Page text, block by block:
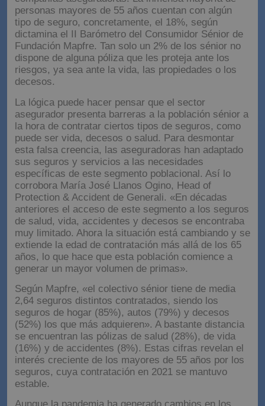
compañías aseguradoras. La inmensa mayoría de
personas mayores de 55 años cuentan con algún
tipo de seguro, concretamente, el 18%, según
dictamina el II Barómetro del Consumidor Sénior de
Fundación Mapfre. Tan solo un 2% de los sénior no
dispone de alguna póliza que les proteja ante los
riesgos, ya sea ante la vida, las propiedades o los
decesos.
La lógica puede hacer pensar que el sector
asegurador presenta barreras a la población sénior a
la hora de contratar ciertos tipos de seguros, como
puede ser vida, decesos o salud. Para desmontar
esta falsa creencia, las aseguradoras han adaptado
sus seguros y servicios a las necesidades
específicas de este segmento poblacional. Así lo
corrobora María José Llanos Ogino, Head of
Protection & Accident de Generali. «En décadas
anteriores el acceso de este segmento a los seguros
de salud, vida, accidentes y decesos se encontraba
muy limitado. Ahora la situación está cambiando y se
extiende la edad de contratación más allá de los 65
años, lo que hace que esta población comience a
generar un mayor volumen de primas».
Según Mapfre, «el colectivo sénior tiene de media
2,64 seguros distintos contratados, siendo los
seguros de hogar (85%), autos (79%) y decesos
(52%) los que más adquieren». A bastante distancia
se encuentran las pólizas de salud (28%), de vida
(16%) y de accidentes (8%). Estas cifras revelan el
interés creciente de los mayores de 55 años por los
seguros, cuya contratación en 2021 se mantuvo
estable.